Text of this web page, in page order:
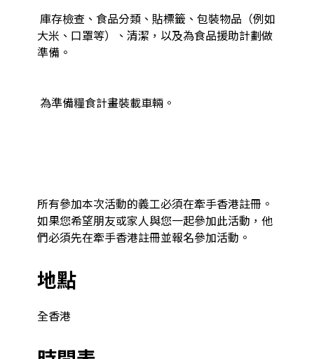
大米、口罩等）、清潔，以及為食品援助計劃做
準備。
所有參加本次活動的義工必須在牽手香港註冊。
如果您希望朋友或家人與您一起參加此活動，他
們必須先在牽手香港註冊並報名參加活動。
地點
全香港